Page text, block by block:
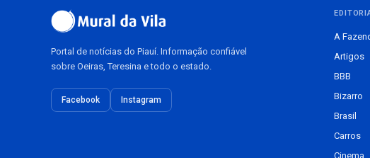
Portal de notícias do Piauí. Informação confiável
sobre Oeiras, Teresina e todo o estado.
Facebook Instagram
A
Artigos
BBB
Bizarro
Brasil
Carros
Cinema